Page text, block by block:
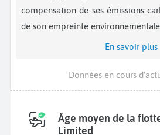
compensation de ses émissions
de son empreinte environnementale.
En savoir plus
Données en cours
Âge moyen de la
Limited